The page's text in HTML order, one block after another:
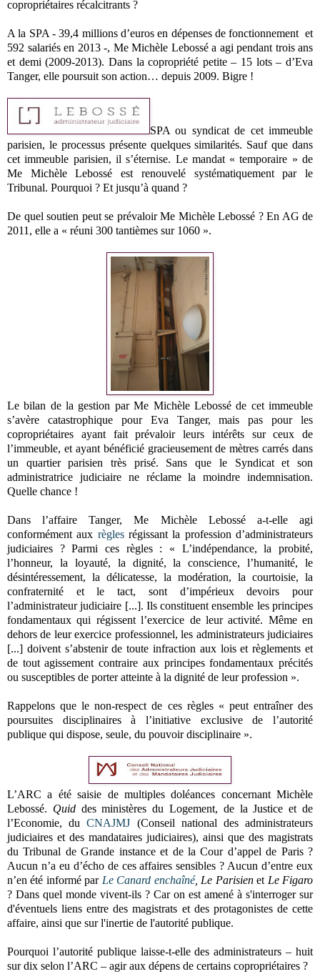
copropriétaires récalcitrants ?
A la SPA - 39,4 millions d’euros en dépenses de fonctionnement et
592 salariés en 2013 -, Me Michèle Lebossé a agi pendant trois ans
et demi (2009-2013). Dans la copropriété petite – 15 lots – d’Eva
Tanger, elle poursuit son action… depuis 2009. Bigre !
SPA ou syndicat de cet immeuble
parisien, le processus présente quelques similarités. Sauf que dans
cet immeuble parisien, il s’éternise. Le mandat « temporaire » de
Me Michèle Lebossé est renouvelé systématiquement par le
Tribunal. Pourquoi ? Et jusqu’à quand ?
De quel soutien peut se prévaloir Me Michèle Lebossé ? En AG de
2011, elle a « réuni 300 tantièmes sur 1060 ».
Le bilan de la gestion par Me Michèle Lebossé de cet immeuble
s’avère catastrophique pour Eva Tanger, mais pas pour les
copropriétaires ayant fait prévaloir leurs intérêts sur ceux de
l’immeuble, et ayant bénéficié gracieusement de mètres carrés dans
un quartier parisien très prisé. Sans que le Syndicat et son
administratrice judiciaire ne réclame la moindre indemnisation.
Quelle chance !
Dans l’affaire Tanger, Me Michèle Lebossé a-t-elle agi
conformément aux règlesrégissant la profession d’administrateurs
judiciaires ? Parmi ces règles : « L’indépendance, la probité,
l’honneur, la loyauté, la dignité, la conscience, l’humanité, le
désintéressement, la délicatesse, la modération, la courtoisie, la
confraternité et le tact, sont d’impérieux devoirs pour
l’administrateur judiciaire [...]. Ils constituent ensemble les principes
fondamentaux qui régissent l’exercice de leur activité. Même en
dehors de leur exercice professionnel, les administrateurs judiciaires
[...] doivent s’abstenir de toute infraction aux lois et règlements et
de tout agissement contraire aux principes fondamentaux précités
ou susceptibles de porter atteinte à la dignité de leur profession ».
Rappelons que le non-respect de ces règles « peut entraîner des
poursuites disciplinaires à l’initiative exclusive de l’autorité
publique qui dispose, seule, du pouvoir disciplinaire ».
L’ARC a été saisie de multiples doléances concernant Michèle
Lebossé. Quid des ministères du Logement, de la Justice et de
l’Economie, duCNAJMJ (Conseil national des administrateurs
judiciaires et des mandataires judiciaires), ainsi que des magistrats
du Tribunal de Grande instance et de la Cour d’appel de Paris ?
Aucun n’a eu d’écho de ces affaires sensibles ? Aucun d’entre eux
n’en été informé par Le Canard enchaîné, Le Parisienet Le Figaro
? Dans quel monde vivent-ils ? Car on est amené à s'interroger sur
d'éventuels liens entre des magistrats et des protagonistes de cette
affaire, ainsi que sur l'inertie de l'autorité publique.
Pourquoi l’autorité publique laisse-t-elle des administrateurs – huit
sur dix selon l’ARC – agir aux dépens de certains copropriétaires ?